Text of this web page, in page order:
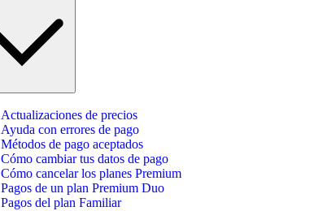
Actualizaciones de precios
Ayuda con errores de pago
Métodos de pago aceptados
Cómo cambiar tus datos de pago
Cómo cancelar los planes Premium
Pagos de un plan Premium Duo
Pagos del plan Familiar